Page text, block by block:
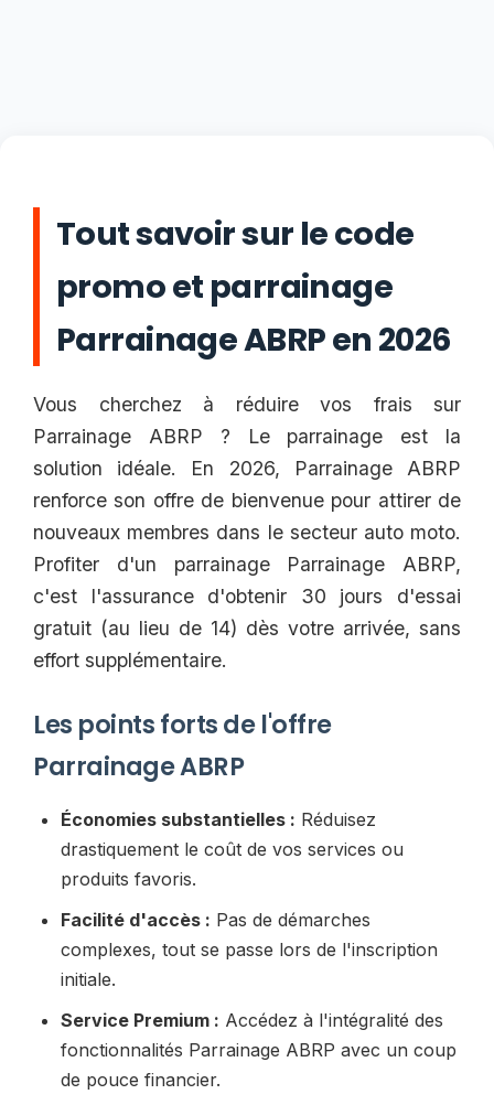
Tout savoir sur le code
promo et parrainage
Parrainage ABRP en 2026
Vous cherchez à réduire vos frais sur
Parrainage ABRP ? Le parrainage est la
solution idéale. En 2026, Parrainage ABRP
renforce son offre de bienvenue pour attirer de
nouveaux membres dans le secteur auto moto.
Profiter d'un parrainage Parrainage ABRP,
c'est l'assurance d'obtenir 30 jours d'essai
gratuit (au lieu de 14) dès votre arrivée, sans
effort supplémentaire.
Les points forts de l'offre
Parrainage ABRP
Économies substantielles : Réduisez
drastiquement le coût de vos services ou
produits favoris.
Facilité d'accès : Pas de démarches
complexes, tout se passe lors de l'inscription
initiale.
Service Premium : Accédez à l'intégralité des
fonctionnalités Parrainage ABRP avec un coup
de pouce financier.